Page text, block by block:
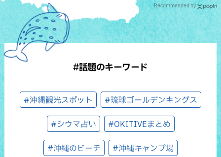
Recommended by
#話題のキーワード
#沖縄観光スポット #琉球ゴールデンキングス
#シウマ占い #OKITIVEまとめ
#沖縄のビーチ #沖縄キャンプ場